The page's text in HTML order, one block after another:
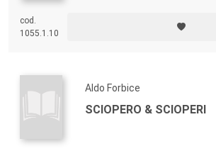
cod.
1055.1.10
Aldo Forbice
SCIOPERO & SCIOPERI